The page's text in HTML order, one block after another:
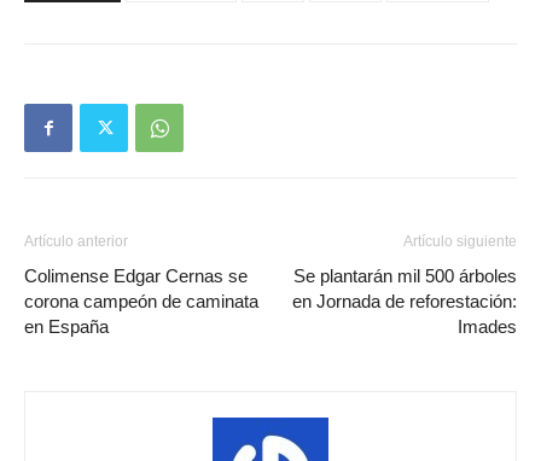
Artículo anterior
Colimense Edgar Cernas se
corona campeón de caminata
en España
Artículo siguiente
Se plantarán mil 500 árboles
en Jornada de reforestación:
Imades